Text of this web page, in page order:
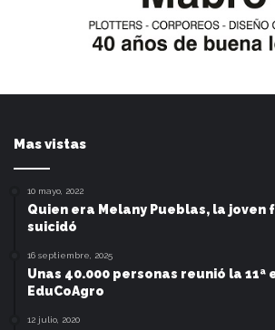
Mas vistas
10 mayo, 2022
Quien era Melany Pueblas, la
suicidó
16 septiembre, 2025
Unas 40.000 personas reunió la 11ª
EduCoAgro
12 julio, 2020